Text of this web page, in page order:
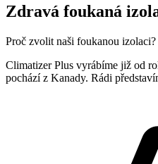
Zdravá foukaná
Proč zvolit naši foukanou izolaci?
Climatizer Plus vyrábíme již od
pochází z Kanady. Rádi